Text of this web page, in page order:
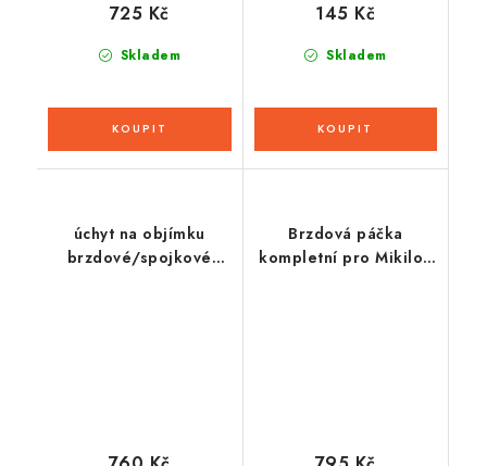
Skladem
725 Kč
Skladem
145 Kč
úchyt na objímku
brzdové/spojkové
Brzdová páčka
kompletní pro Mikilon